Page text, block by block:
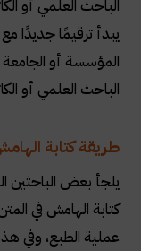
الباحث العلمي أو
يبدأ ترقيمًا
المؤسسة أو الجامعة
الباحث العلمي أو
طريقة كتابة
يلجأ بعض الباحثين
كتابة الهامش في
عملية الطبع، وفي